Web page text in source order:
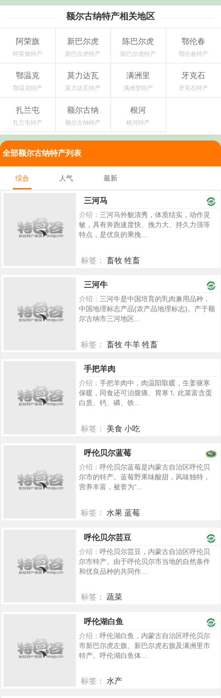
额尔古纳特产相关地区
阿荣旗
阿荣旗特产
新巴尔虎
新巴尔虎特产
陈巴尔虎
陈巴尔虎特产
鄂伦春
鄂伦春特产
鄂温克
鄂温克特产
莫力达瓦
莫力达瓦特产
满洲里
满洲里特产
牙克石
牙克石特产
扎兰屯
扎兰屯特产
额尔古纳
额尔古纳特产
根河
根河特产
全部额尔古纳特产列表
综合 人气 最新
三河马
介绍： 三河马外貌清秀，体质结实，动作灵
敏，具有奔跑速度快、挽力大、持久力强等
特点，是优良的乘挽...
标签： 畜牧 牲畜
三河牛
介绍： 三河牛是中国培育的乳肉兼用品种，
中国地理标志产品(农产品地理标志)。产于额
尔古纳市三河地区...
标签： 畜牧 牛羊 牲畜
手把羊肉
介绍： 手把羊肉中，肉温阳取暖，生姜驱寒
保暖，同食还可治腹痛、胃寒⒈ 此菜富含蛋
白质、钙、磷、铁...
标签： 美食 小吃
呼伦贝尔蓝莓
介绍： 呼伦贝尔蓝莓是内蒙古自治区呼伦贝
尔市的特产。蓝莓野果味酸甜，风味独特，
营养丰富，被誉为“...
标签： 水果 蓝莓
呼伦贝尔芸豆
介绍： 呼伦贝尔芸豆，内蒙古自治区呼伦贝
尔市特产。由于呼伦贝尔市当地的自然条件
和优良品种的共同作...
标签： 蔬菜
呼伦湖白鱼
介绍： 呼伦湖白鱼，内蒙古自治区呼伦贝尔
市新巴尔虎左旗、新巴尔虎右旗及满洲里市
特产。呼伦湖白鱼体...
标签： 水产